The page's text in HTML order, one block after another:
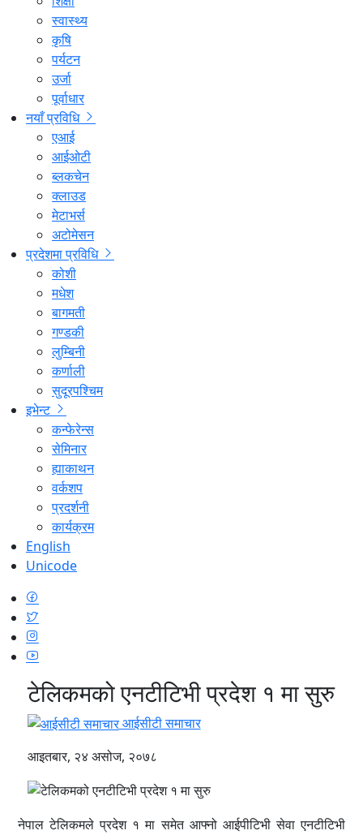
स्वास्थ्य
कृषि
पर्यटन
उर्जा
पूर्वाधार
नयाँ प्रविधि
एआई
आईओटी
ब्लकचेन
क्लाउड
मेटाभर्स
अटोमेसन
प्रदेशमा प्रविधि
कोशी
मधेश
बागमती
गण्डकी
लुम्बिनी
कर्णाली
सुदूरपश्चिम
इभेन्ट
कन्फेरेन्स
सेमिनार
ह्याकाथन
वर्कशप
प्रदर्शनी
कार्यक्रम
English
Unicode
टेलिकमको एनटीटिभी प्रदेश १ मा सुरु
आईसीटी समाचार
आइतबार, २४ असोज, २०७८
नेपाल टेलिकमले प्रदेश १ मा समेत आफ्नो आईपीटिभी सेवा एनटीटिभी